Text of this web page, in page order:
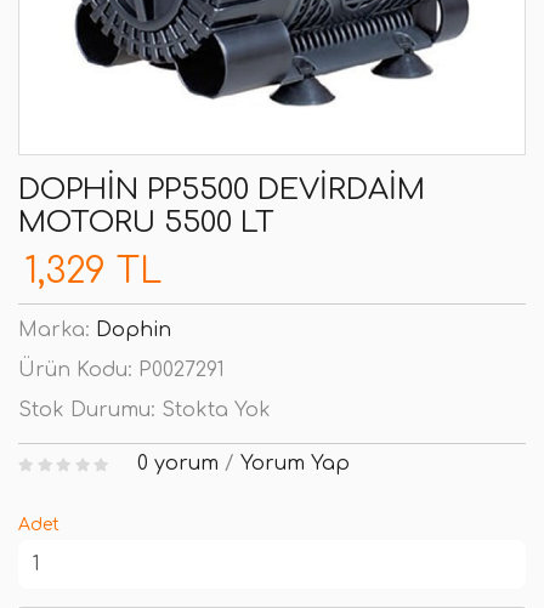
DOPHIN PP5500 DEVIRDAIM
MOTORU 5500 LT
1,329 TL
Marka: Dophin
Ürün Kodu: P0027291
Stok Durumu: Stokta Yok
0 yorum / Yorum Yap
Adet